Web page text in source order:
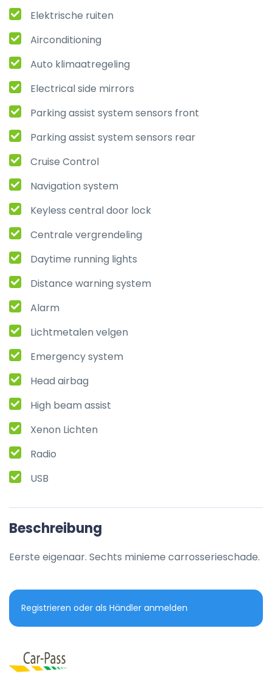
Elektrische ruiten
Airconditioning
Auto klimaatregeling
Electrical side mirrors
Parking assist system sensors front
Parking assist system sensors rear
Cruise Control
Navigation system
Keyless central door lock
Centrale vergrendeling
Daytime running lights
Distance warning system
Alarm
Lichtmetalen velgen
Emergency system
Head airbag
High beam assist
Xenon Lichten
Radio
USB
Beschreibung
Eerste eigenaar. Sechts minieme carrosserieschade.
Registrieren oder als Händler anmelden